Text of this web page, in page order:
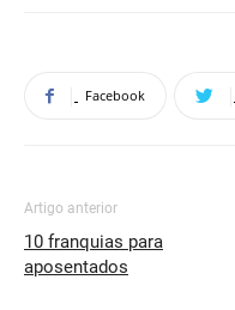
Facebook
Artigo anterior
10 franquias para
aposentados